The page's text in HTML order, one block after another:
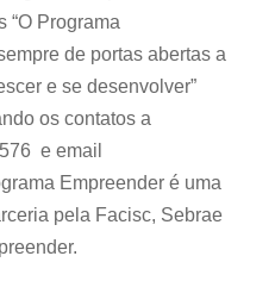
“O Programa
de portas abertas a
e se desenvolver”
os contatos a
e email
Empreender é uma
pela Facisc, Sebrae